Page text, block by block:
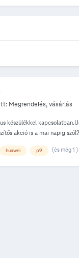
Megrendelés, vásárlás
készülékkel
akció is a mai napig
huawei p9 (és még 1 )